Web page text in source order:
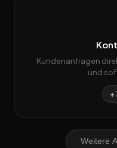
Kundenanfragen
und
+
Weitere